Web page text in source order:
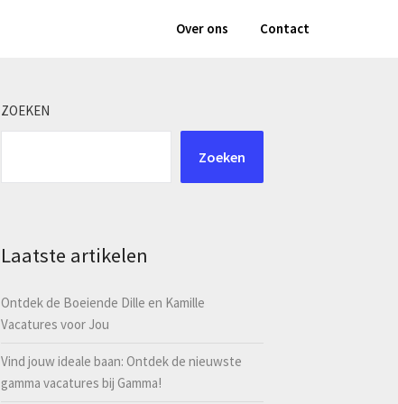
Over ons Contact
ZOEKEN
Zoeken
Laatste artikelen
Ontdek de Boeiende Dille en Kamille
Vacatures voor Jou
Vind jouw ideale baan: Ontdek de nieuwste
gamma vacatures bij Gamma!